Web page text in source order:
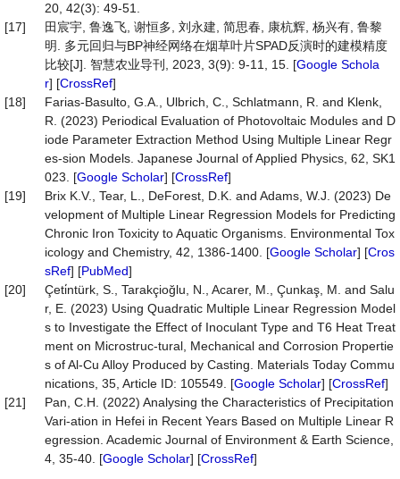
20, 42(3): 49-51.
[17]
田宸宇, 鲁逸飞, 谢恒多, 刘永建, 简思春, 康杭辉, 杨兴有, 鲁黎
明. 多元回归与BP神经网络在烟草叶片SPAD反演时的建模精度
比较[J]. 智慧农业导刊, 2023, 3(9): 9-11, 15. [Google Schola
r] [CrossRef]
[18]
Farias-Basulto, G.A., Ulbrich, C., Schlatmann, R. and Klenk,
R. (2023) Periodical Evaluation of Photovoltaic Modules and D
iode Parameter Extraction Method Using Multiple Linear Regr
es-sion Models. Japanese Journal of Applied Physics, 62, SK1
023. [Google Scholar] [CrossRef]
[19]
Brix K.V., Tear, L., DeForest, D.K. and Adams, W.J. (2023) De
velopment of Multiple Linear Regression Models for Predicting
Chronic Iron Toxicity to Aquatic Organisms. Environmental Tox
icology and Chemistry, 42, 1386-1400. [Google Scholar] [Cros
sRef] [PubMed]
[20]
Çeti̇ntürk, S., Tarakçioğlu, N., Acarer, M., Çunkaş, M. and Salu
r, E. (2023) Using Quadratic Multiple Linear Regression Model
s to Investigate the Effect of Inoculant Type and T6 Heat Treat
ment on Microstruc-tural, Mechanical and Corrosion Propertie
s of Al-Cu Alloy Produced by Casting. Materials Today Commu
nications, 35, Article ID: 105549. [Google Scholar] [CrossRef]
[21]
Pan, C.H. (2022) Analysing the Characteristics of Precipitation
Vari-ation in Hefei in Recent Years Based on Multiple Linear R
egression. Academic Journal of Environment & Earth Science,
4, 35-40. [Google Scholar] [CrossRef]